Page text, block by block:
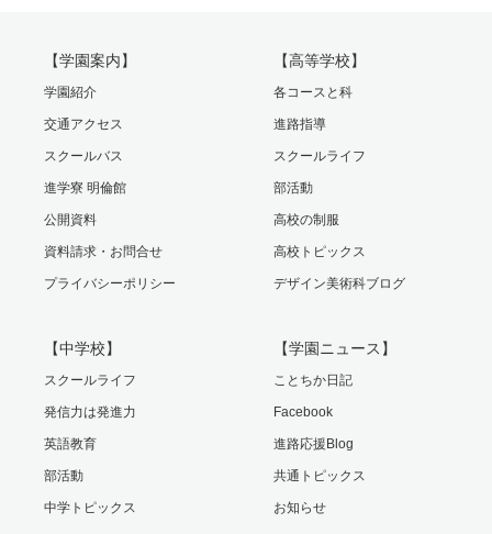
【学園案内】
学園紹介
交通アクセス
スクールバス
進学寮 明倫館
公開資料
資料請求・お問合せ
プライバシーポリシー
【高等学校】
各コースと科
進路指導
スクールライフ
部活動
高校の制服
高校トピックス
デザイン美術科ブログ
【中学校】
スクールライフ
発信力は発進力
英語教育
部活動
中学トピックス
【学園ニュース】
ことちか日記
Facebook
進路応援Blog
共通トピックス
お知らせ